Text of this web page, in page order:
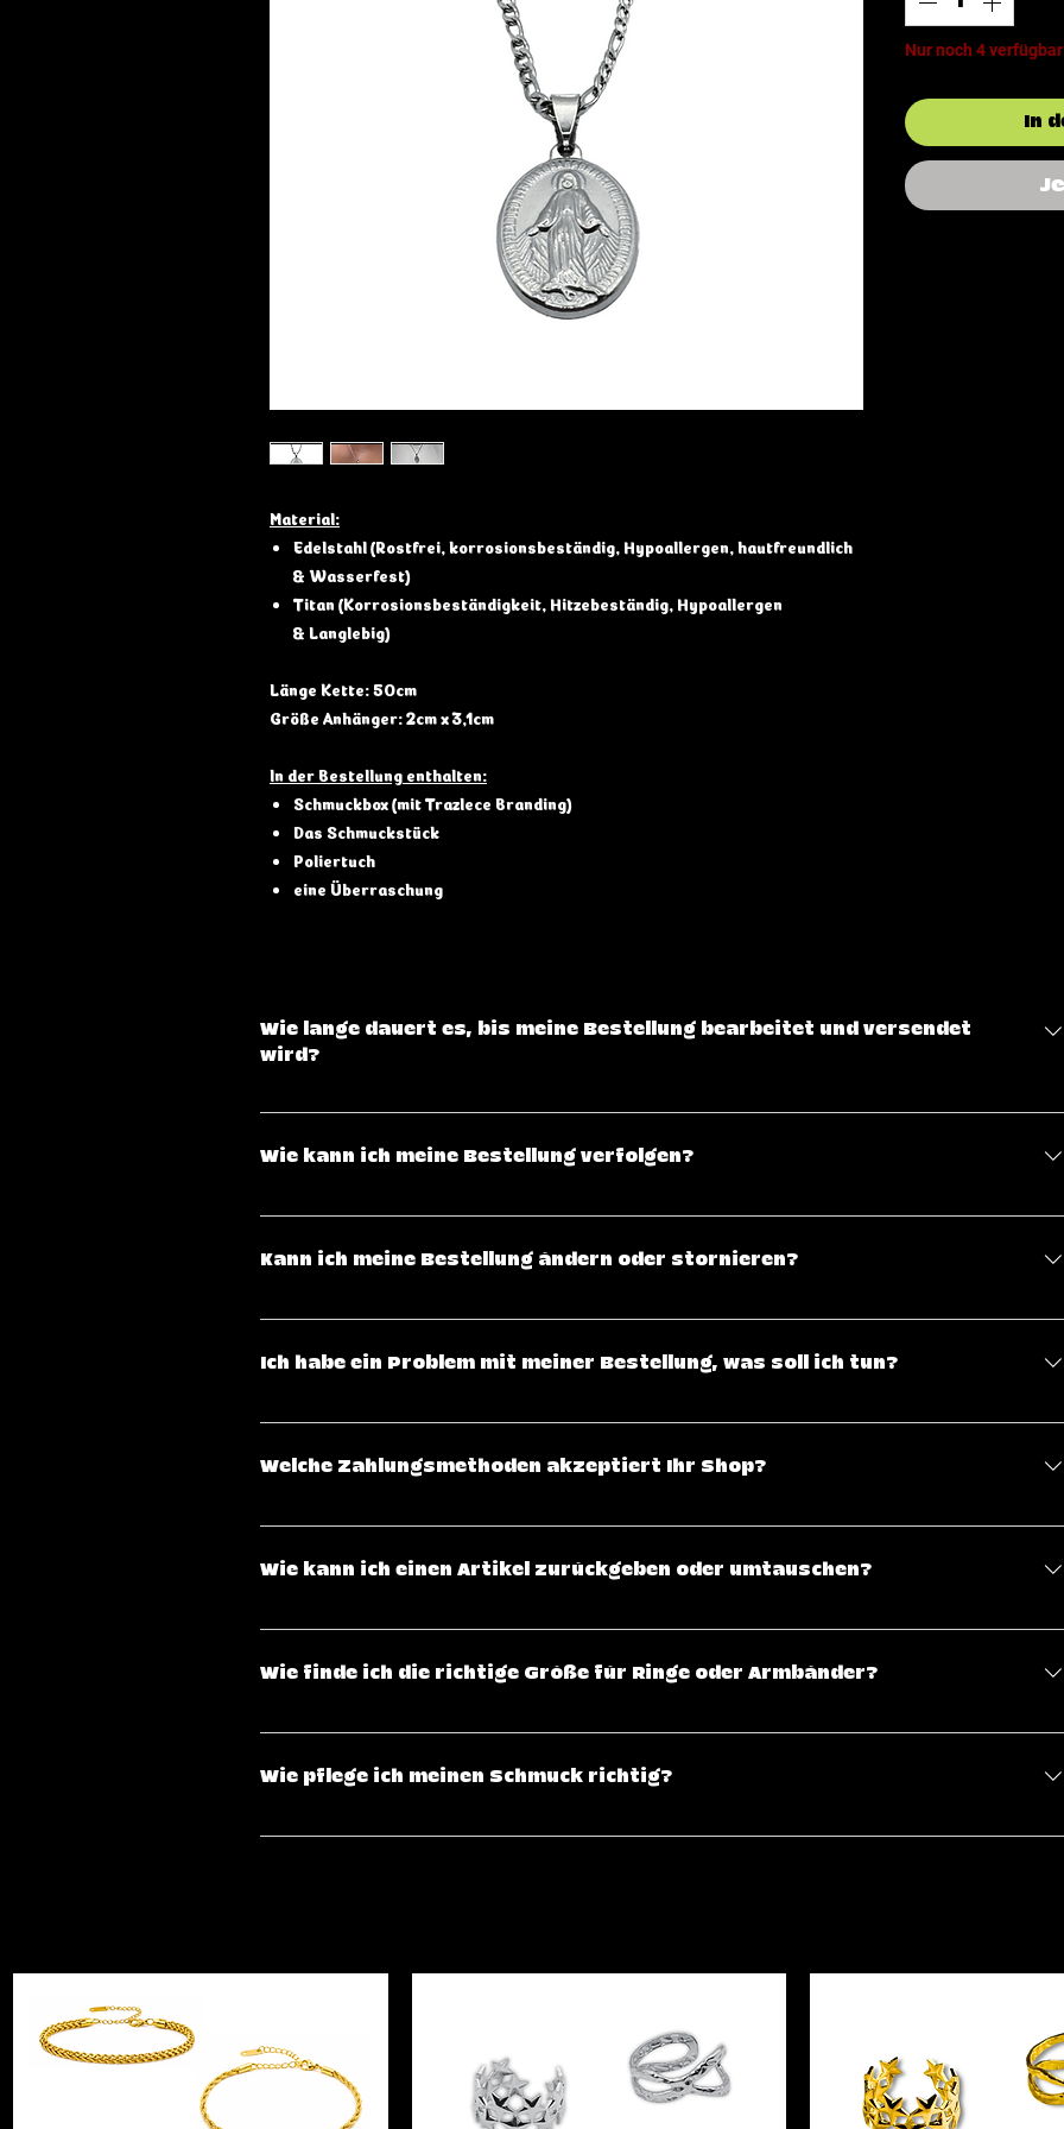
Material:
Edelstahl (Rostfrei, korrosionsbeständig, Hypoallergen, hautfreundlich
& Wasserfest)
Titan (Korrosionsbeständigkeit, Hitzebeständig, Hypoallergen
& Langlebig)
Länge Kette: 50cm
Größe Anhänger: 2cm x 3,1cm
In der Bestellung enthalten:
Schmuckbox (mit Trazlece Branding)
Das Schmuckstück
Poliertuch
eine Überraschung
Nur noch 4 verfügbar
In
Wie lange dauert es, bis meine Bestellung bearbeitet und versendet
wird?
Klicke hier, um eine genaue Übersicht über unsere Versandbedingungen zu haben.
Wie kann ich meine Bestellung verfolgen?
Nachdem deine Bestellung versendet wurde, erhältst du eine Sendungsverfolgungsnummer
per E-Mail. Damit kannst du den Status deiner Lieferung jederzeit auf der Website des
Versanddienstleisters einsehen.
Kann ich meine Bestellung ändern oder stornieren?
Sobald eine Bestellung abgeschickt wurde, können Änderungen oder Stornierungen leider
nicht mehr vorgenommen werden. Solltest du einen Fehler in deiner Bestellung bemerken,
kontaktiere uns bitte schnellstmöglich, und wir versuchen, eine Lösung zu finden.
Ich habe ein Problem mit meiner Bestellung, was soll ich tun?
Bei Problemen kannst du dich gerne an unsere Support E-Mail (support@trazlece.com)
Welche Zahlungsmethoden akzeptiert Ihr Shop?
Wir akzeptieren verschiedene Zahlungsmethoden, darunter Kreditkarten (Visa, MasterCard,
American Express), PayPal & Klarna. Alle Zahlungen werden sicher über verschlüsselte
Verbindungen verarbeitet.
Wie kann ich einen Artikel zurückgeben oder umtauschen?
Wenn du mit deinem Kauf nicht zufrieden bist, kannst du Artikel innerhalb von 14 Tagen nach
Erhalt zurückgeben oder umtauschen. Bitte beachte, dass der Schmuck in ungetragenem
Zustand und in der Originalverpackung zurückgesendet werden muss. Weitere Details findest
Wie finde ich die richtige Größe für Ringe oder Armbänder?
Für Ringe empfehlen wir, sich mit einem Ringmaß oder einer Ringgröße zu messen, um die
perfekte Passform zu finden. Bei Armbändern ist die Verwendung eines Maßbandes zum
Messen des Handgelenks ratsam.
Wie pflege ich meinen Schmuck richtig?
Um die Lebensdauer deines Schmucks zu verlängern, empfehlen wir, ihn vor Wasser,